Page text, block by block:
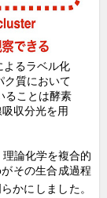
よるラベル化
ク質において
ることは酵素
収分光を用
論化学を複合的
その生合成過程
かにしました。